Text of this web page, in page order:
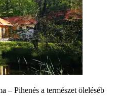
– Pihenés a természet öleléséb